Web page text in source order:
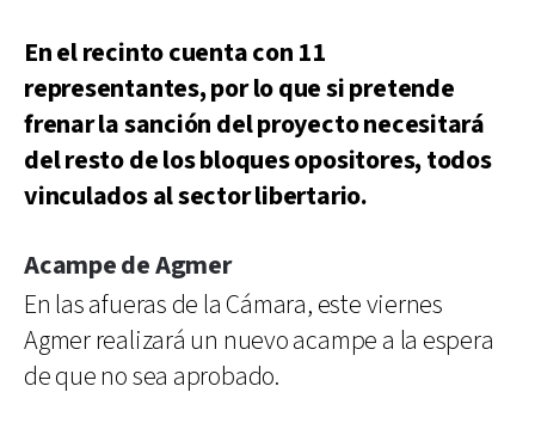
En el recinto cuenta con 11
representantes, por lo que si pretende
frenar la sanción del proyecto necesitará
del resto de los bloques opositores, todos
vinculados al sector libertario.
Acampe de Agmer
En las afueras de la Cámara, este viernes
Agmer realizará un nuevo acampe a la espera
de que no sea aprobado.